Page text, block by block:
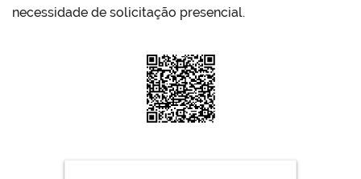
necessidade de solicitação presencial.